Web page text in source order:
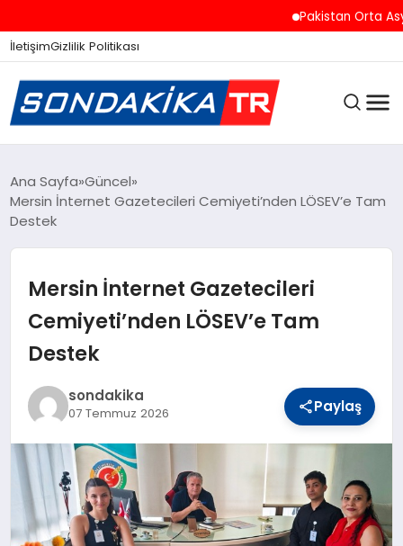
Pakistan Orta Asya
İletişimGizlilik Politikası
ANASAYFA
SON DAKIKA
GÜNCEL
YAŞAM
TEKNOLOJI
Ana Sayfa Güncel
Mersin İnternet Gazetecileri Cemiyeti’nden LÖSEV’e Tam
Destek
Mersin İnternet Gazetecileri
Cemiyeti’nden LÖSEV’e Tam
Destek
sondakika
07 Temmuz 2026 Paylaş